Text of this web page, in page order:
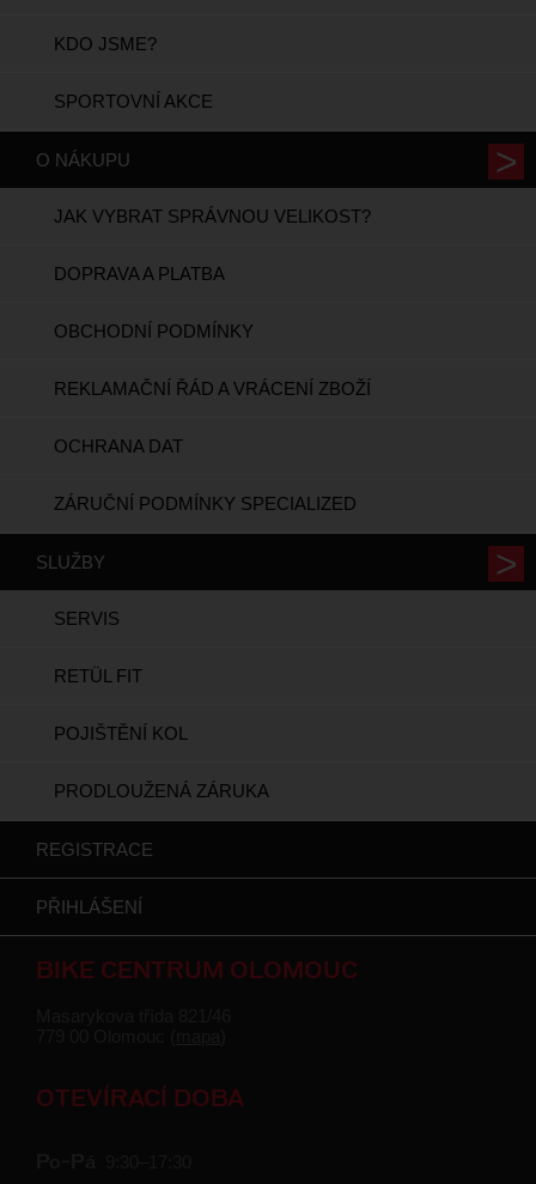
KDO JSME?
SPORTOVNÍ AKCE
O NÁKUPU
JAK VYBRAT SPRÁVNOU VELIKOST?
DOPRAVA A PLATBA
OBCHODNÍ PODMÍNKY
REKLAMAČNÍ ŘÁD A VRÁCENÍ ZBOŽÍ
OCHRANA DAT
ZÁRUČNÍ PODMÍNKY SPECIALIZED
SLUŽBY
SERVIS
RETÜL FIT
POJIŠTĚNÍ KOL
PRODLOUŽENÁ ZÁRUKA
REGISTRACE
PŘIHLÁŠENÍ
BIKE CENTRUM OLOMOUC
OTEVÍRACÍ DOBA